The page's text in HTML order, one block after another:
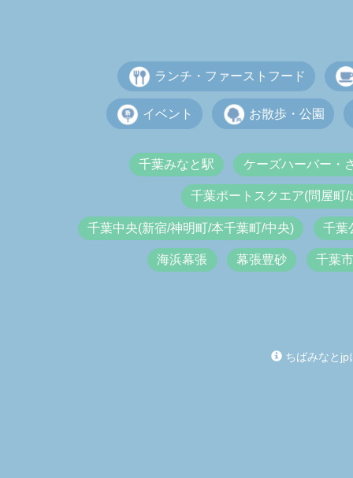
ランチ・ファーストフード
イベント お散歩・公園
千葉みなと駅 ケーズハーバー・
千葉ポートスクエア(問屋町/
千葉中央(新宿/神明町/本千葉町/中央) 千葉
海浜幕張 幕張豊砂 千葉
ちばみなとjp